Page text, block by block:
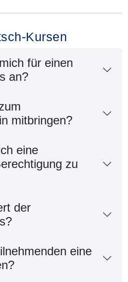
Kursen
für einen
an?
mitbringen?
eine
zu
der
eine